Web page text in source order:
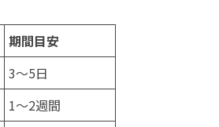
期間目安
3～5日
1～2週間